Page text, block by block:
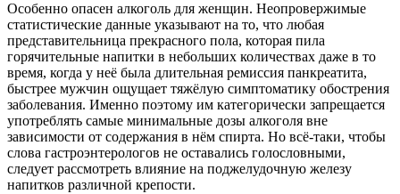
Особенно опасен алкоголь для женщин. Неопровержимые
статистические данные указывают на то, что любая
представительница прекрасного пола, которая пила
горячительные напитки в небольших количествах даже в то
время, когда у неё была длительная ремиссия панкреатита,
быстрее мужчин ощущает тяжёлую симптоматику обострения
заболевания. Именно поэтому им категорически запрещается
употреблять самые минимальные дозы алкоголя вне
зависимости от содержания в нём спирта. Но всё-таки, чтобы
слова гастроэнтерологов не оставались голословными,
следует рассмотреть влияние на поджелудочную железу
напитков различной крепости.